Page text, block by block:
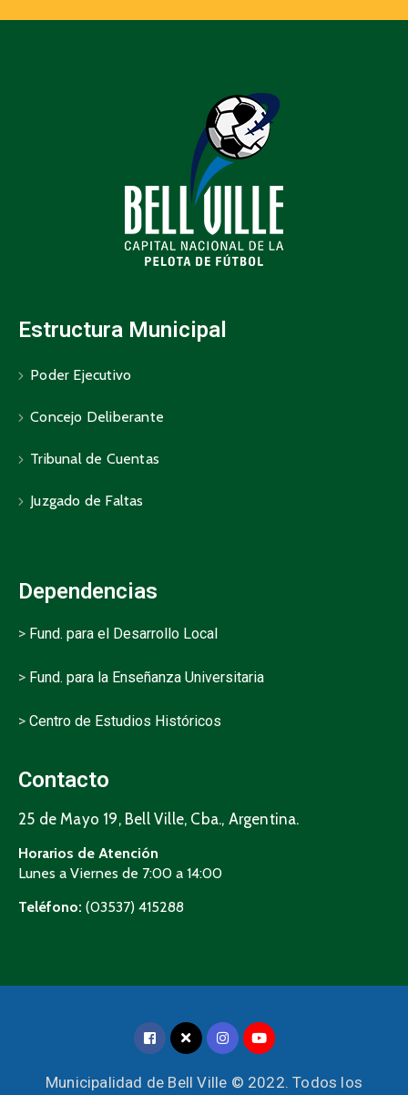
Estructura Municipal
Poder Ejecutivo
Concejo Deliberante
Tribunal de Cuentas
Juzgado de Faltas
Dependencias
> Fund. para el Desarrollo Local
> Fund. para la Enseñanza Universitaria
> Centro de Estudios Históricos
Contacto
25 de Mayo 19, Bell Ville, Cba., Argentina.
Horarios de Atención
Lunes a Viernes de 7:00 a 14:00
Teléfono: (03537) 415288
Municipalidad de Bell Ville © 2022. Todos los